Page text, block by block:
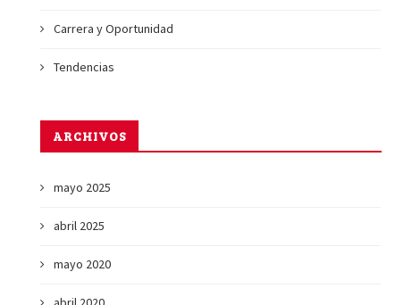
Carrera y Oportunidad
Tendencias
ARCHIVOS
mayo 2025
abril 2025
mayo 2020